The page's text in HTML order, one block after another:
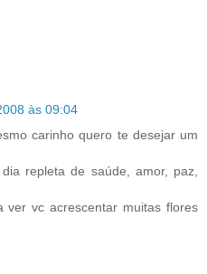
às 09:04
carinho quero te desejar um
repleta de saúde, amor, paz,
ver vc acrescentar muitas flores